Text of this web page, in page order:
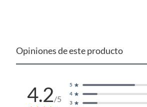
Opiniones de este producto
4.2/5 3
4
5